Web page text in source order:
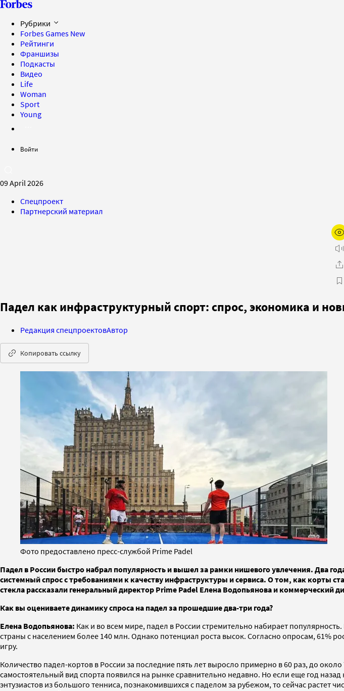
Рубрики
Forbes Games New
Рейтинги
Франшизы
Подкасты
Видео
Life
Woman
Sport
Young
Войти
09 April 2026
Спецпроект
Партнерский материал
Падел как инфраструктурный спорт: спрос, экономика и
Редакция спецпроектовАвтор
Копировать ссылку
Фото предоставлено пресс-службой Prime Padel
Падел в России быстро набрал популярность и вышел за рамки нишевого увлечения. Два
системный спрос с требованиями к качеству инфраструктуры и сервиса. О том, как корты
стекла рассказали генеральный директор Prime Padel Елена Водопьянова и коммерческий
Как вы оцениваете динамику спроса на падел за прошедшие два-три года?
Елена Водопьянова: Как и во всем мире, падел в России стремительно набирает
страны с населением более 140 млн. Однако потенциал роста высок. Согласно опросам, 61%
игру.
Количество падел-кортов в России за последние пять лет выросло примерно в 60 раз, до
самостоятельный вид спорта появился на рынке сравнительно недавно. Но если еще год
энтузиастов из большого тенниса, познакомившихся с паделом за рубежом, то сейчас растет